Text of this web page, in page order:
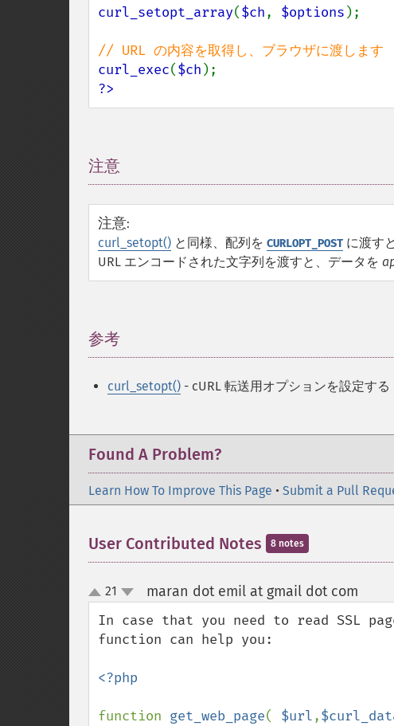
curl_setopt_array($ch, $options );
curl_exec($ch
?>
注意
注意:
curl_setopt() と同様、配列を CURLOPT_POST に渡す
URL エンコードされた文字列を渡すと、データを
参考
curl_setopt() - cURL 転送用オプションを設定する
Found A Problem?
Learn How To Improve This Page • Submit a Pull
User Contributed Notes 8 notes
up
down
21 maran dot emil at gmail dot com
In case that you need to read SSL
function can help you:
<?php
function get_web_page( $url,